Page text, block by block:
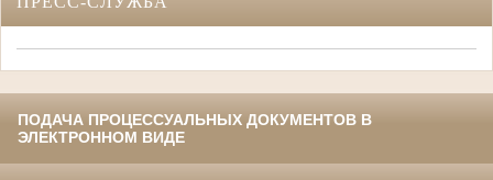
ПОДАЧА ПРОЦЕССУАЛЬНЫХ ДОКУМЕНТОВ В
ЭЛЕКТРОННОМ ВИДЕ